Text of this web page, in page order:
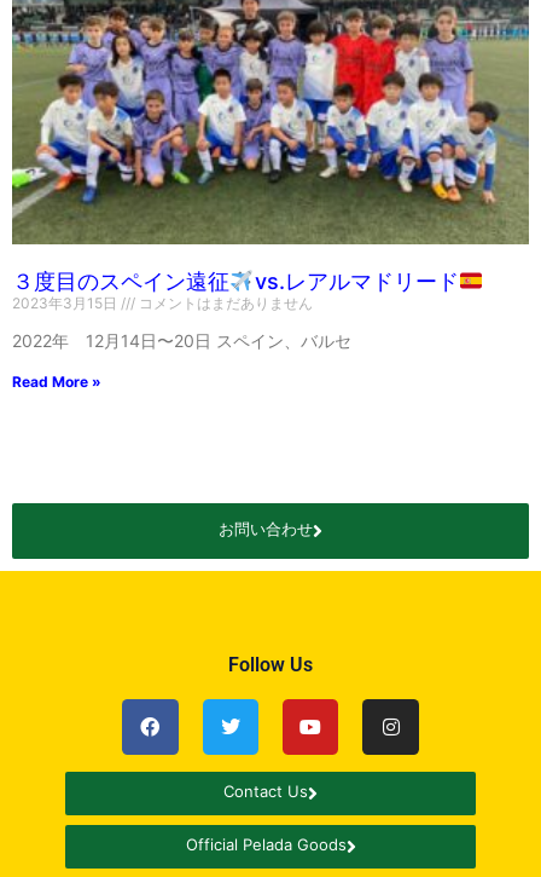
３度目のスペイン遠征 vs.レアルマドリード
2023年3月15日 コメントはまだありません
2022年 12月14日〜20日 スペイン、バルセ
Read More »
お問い合わせ
Follow Us
Contact Us
Official Pelada Goods